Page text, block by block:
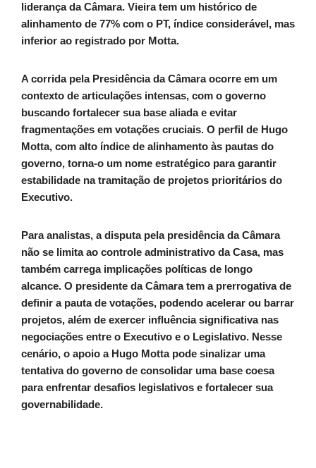
liderança da Câmara. Vieira tem um histórico de
alinhamento de 77% com o PT, índice considerável, mas
inferior ao registrado por Motta.
A corrida pela Presidência da Câmara ocorre em um
contexto de articulações intensas, com o governo
buscando fortalecer sua base aliada e evitar
fragmentações em votações cruciais. O perfil de Hugo
Motta, com alto índice de alinhamento às pautas do
governo, torna-o um nome estratégico para garantir
estabilidade na tramitação de projetos prioritários do
Executivo.
Para analistas, a disputa pela presidência da Câmara
não se limita ao controle administrativo da Casa, mas
também carrega implicações políticas de longo
alcance. O presidente da Câmara tem a prerrogativa de
definir a pauta de votações, podendo acelerar ou barrar
projetos, além de exercer influência significativa nas
negociações entre o Executivo e o Legislativo. Nesse
cenário, o apoio a Hugo Motta pode sinalizar uma
tentativa do governo de consolidar uma base coesa
para enfrentar desafios legislativos e fortalecer sua
governabilidade.